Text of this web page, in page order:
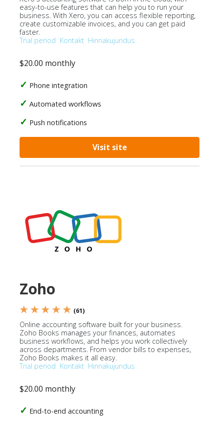
easy-to-use features that can help you to run your
business. With Xero, you can access flexible reporting,
create customizable invoices, and you can get paid
faster.
Trial period Kontakt Hinnakujundus
$20.00 monthly
Phone integration
Automated workflows
Push notifications
Visit site
Zoho
★ ★ ★ ★ ★ (61)
Online accounting software built for your business.
Zoho Books manages your finances, automates
business workflows, and helps you work collectively
across departments. From vendor bills to expenses,
Zoho Books makes it all easy.
Trial period Kontakt Hinnakujundus
$20.00 monthly
End-to-end accounting